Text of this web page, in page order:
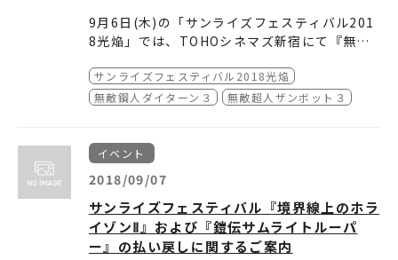
「DOUBLE DECKER! ダグ＆キリル」ファー
ストサポーターＴシャツ キリルカラー Lサイズ
http://www.movic.jp/shop/g/g04040-004
61-00002/
http://www.movic.jp/shop/g/g04040-004
61-00003/
「DOUBLE DECKER! ダグ＆キリル」ファー
ストサポーターＴシャツ ダグカラー Lサイズ
http://www.movic.jp/shop/g/g04040-004
9月6日(木)の「サンライズフェスティバル201
8光焔」では、TOHOシネマズ新宿にて『無敵
壇。
イタリア・ローマで開催されたアニメ・マンガ
ールデンアワードを受賞した事や
イタリアでの『無敵鋼人ダイターン3』の展
開、ファンとの思い出などを語られました。
今回の上映では、HDリマスターされた第1話か
みならず、音のバランスにもこだわりをもって
調整したことを明かしました。
今回の上映に続き、HDリマスター版『無敵鋼
人ダイターン3』は10月2日(火)よりアニマック
スでの放送が決定しました。ぜひご覧下さい！
ダイターン3 F.A.
BANDAI SPIRITSより12月に発売予定です。
入場者には『無敵超人ザンボット３』の
y BOX 発売告知のうちわも配布されました。
BOXは12月4日(火)発売。こちらもぜひチェッ
クして下さい！
サンライズフェスティバル2018光焔
無敵鋼人ダイターン３
無敵超人ザンボット３
イベント
2018/09/07
サンライズフェスティバル『境界線上のホラ
イゾンⅡ』および『鎧伝サムライトルーパ
ー』の払い戻しに関するご案内